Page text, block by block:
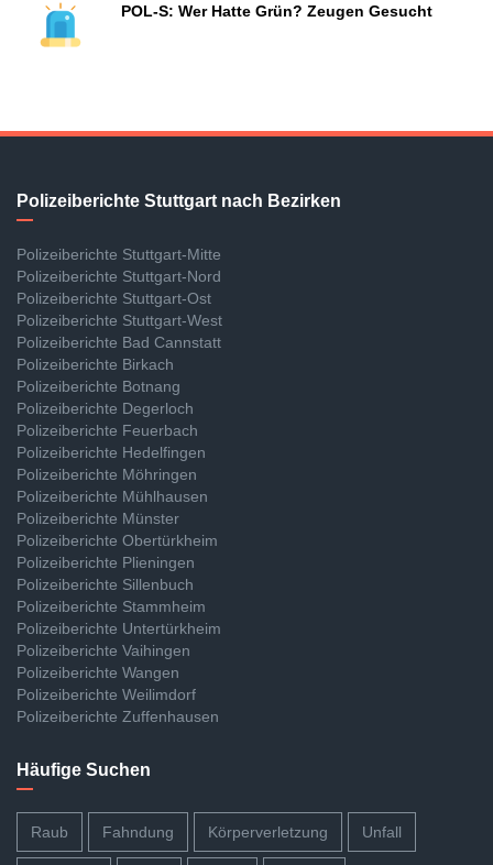
POL-S: Wer Hatte Grün? Zeugen Gesucht
Polizeiberichte Stuttgart nach Bezirken
Polizeiberichte Stuttgart-Mitte
Polizeiberichte Stuttgart-Nord
Polizeiberichte Stuttgart-Ost
Polizeiberichte Stuttgart-West
Polizeiberichte Bad Cannstatt
Polizeiberichte Birkach
Polizeiberichte Botnang
Polizeiberichte Degerloch
Polizeiberichte Feuerbach
Polizeiberichte Hedelfingen
Polizeiberichte Möhringen
Polizeiberichte Mühlhausen
Polizeiberichte Münster
Polizeiberichte Obertürkheim
Polizeiberichte Plieningen
Polizeiberichte Sillenbuch
Polizeiberichte Stammheim
Polizeiberichte Untertürkheim
Polizeiberichte Vaihingen
Polizeiberichte Wangen
Polizeiberichte Weilimdorf
Polizeiberichte Zuffenhausen
Häufige Suchen
Raub Fahndung Körperverletzung Unfall